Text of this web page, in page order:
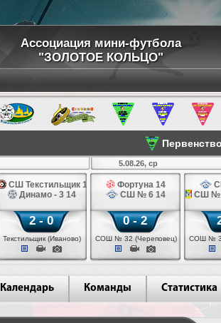
Ассоциация мини-футбола
"ЗОЛОТОЕ КОЛЬЦО"
СШ Текстильщик 14
Динамо - 3 14
2 - 0
Текстильщик (Иваново)
5.08.26, ср
Фортуна 14
СШ № 6 14
0 - 2
СОШ № 32 (Череповец)
СШ №
СОШ №
Календарь Команды Статистика